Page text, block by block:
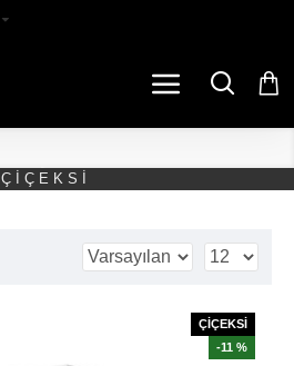
ÇIÇEKSI
ÇİÇEKSİ
-11 %